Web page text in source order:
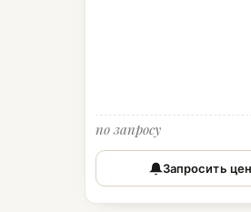
по запросу
Запросить